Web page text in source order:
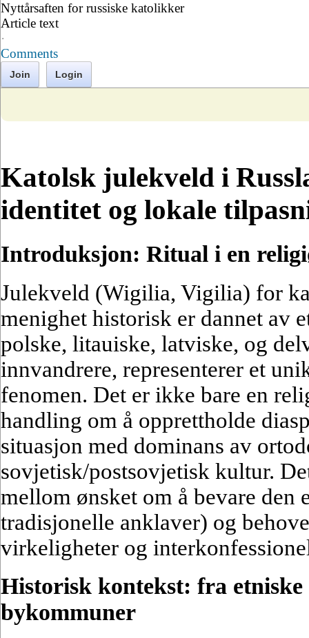
Nyttårsaften for russiske katolikker
Article text
·
Comments
Join Login
Katolsk julekveld i
identitet og lokale
Introduksjon: Ritual i en
Julekveld (Wigilia, Vigilia) for
menighet historisk er dannet av
polske, litauiske, latviske, og
innvandrere, representerer et
fenomen. Det er ikke bare en
handling om å opprettholde
situasjon med dominans av
sovjetisk/postsovjetisk kultur.
mellom ønsket om å bevare den
tradisjonelle anklaver) og
virkeligheter og
Historisk kontekst: fra
bykommuner